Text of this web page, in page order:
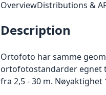
OverviewDistributions &
Description
Ortofoto har samme
ortofotostandarder egnet
fra 2,5 - 30 m. Nøyaktighet